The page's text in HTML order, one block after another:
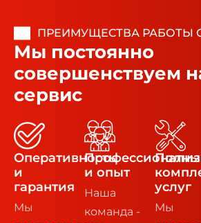
ПРЕИМУЩЕСТВА РАБОТЫ
Мы постоянно
совершенствуем
сервис
Оперативность
и
гарантия
Мы
и опыт
Наша
команда -
услуг
Мы